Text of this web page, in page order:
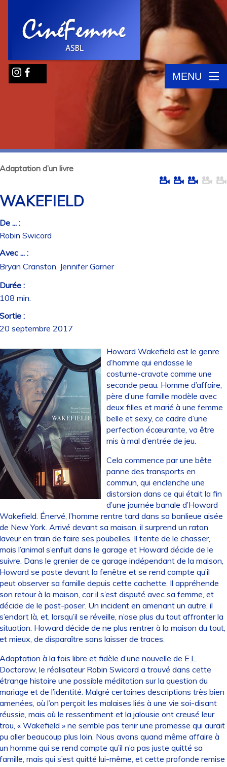
MENU
d’un livre
... :
Swicord
... :
Cranston, Jennifer Garner
:
min.
:
septembre 2017
Howard Wakefield est le genre
d’homme qui endosse le
costume-cravate comme une
seconde peau. Homme d’affaire,
père d’une famille modèle avec
deux filles et marié à une femme
belle et sexy, ce cadre d’une
perfection écœurante, va être
mis à mal d’entrée de jeu.
Cela commence par une bête
panne des transports en
commun, qui enclenche une
distorsion dans ce qui était la fin
d’une journée banale d’Howard
Énervé, l’homme rentre tard dans sa banlieue aisée
New York. Arrivé devant sa maison, il surprend un raton
en train de faire ses poubelles. Il tente de le chasser,
l’animal s’enfuit dans le garage et Howard décide de le
Dans le grenier de ce garage indépendant de la maison,
se poste devant la fenêtre et se rend compte qu’il
observer sa famille depuis cette cachette. Il appréhende
retour à la maison, car il s’est disputé avec sa femme, et
de le post-poser. Un incident en amenant un autre, il
là, et, lorsqu’il se réveille, n’ose plus du tout affronter la
Howard décide de ne plus rentrer à la maison du tout,
mieux, de disparaître sans laisser de traces.
à la fois libre et fidèle d’une nouvelle de E.L.
le réalisateur Robin Swicord a trouvé dans cette
histoire une possible méditation sur la question du
et de l’identité. Malgré certaines descriptions très bien
où l’on perçoit les malaises liés à une vie soi-disant
mais où le ressentiment et la jalousie ont creusé leur
« Wakefield » ne semble pas tenir une promesse qui aurait
aller beaucoup plus loin. Nous avons quand même affaire à
homme qui se rend compte qu’il n’a pas juste quitté sa
mais qui s’est quitté lui-même, et cette profonde remise